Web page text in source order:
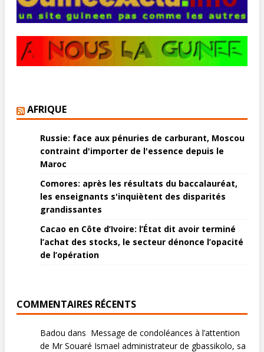
AFRIQUE
Russie: face aux pénuries de carburant, Moscou
contraint d'importer de l'essence depuis le
Maroc
Comores: après les résultats du baccalauréat,
les enseignants s'inquiètent des disparités
grandissantes
Cacao en Côte d’Ivoire: l’État dit avoir terminé
l’achat des stocks, le secteur dénonce l’opacité
de l’opération
COMMENTAIRES RÉCENTS
Badou dans Message de condoléances à l’attention
de Mr Souaré Ismael administrateur de gbassikolo, sa